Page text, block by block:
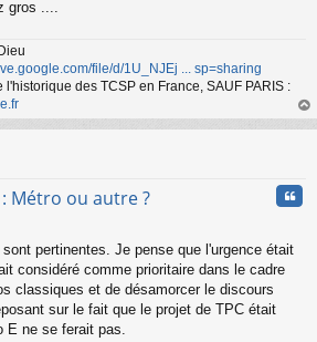
....
file/d/1U_NJEj ... sp=sharing
l'historique des TCSP en France, SAUF PARIS :
au
: Métro ou autre ?
pertinentes. Je pense que l'urgence était
considéré comme prioritaire dans le cadre
classiques et de désamorcer le discours
sur le fait que le projet de TPC était
E ne se ferait pas.